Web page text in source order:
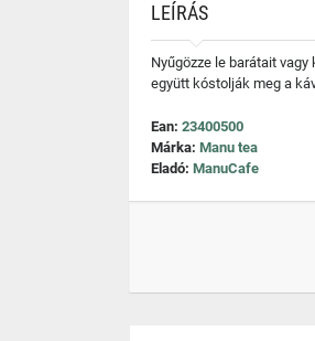
LEÍRÁS
Nyűgözze le barátait
együtt kóstolják meg a
Ean: 23400500
Márka: Manu tea
Eladó: ManuCafe